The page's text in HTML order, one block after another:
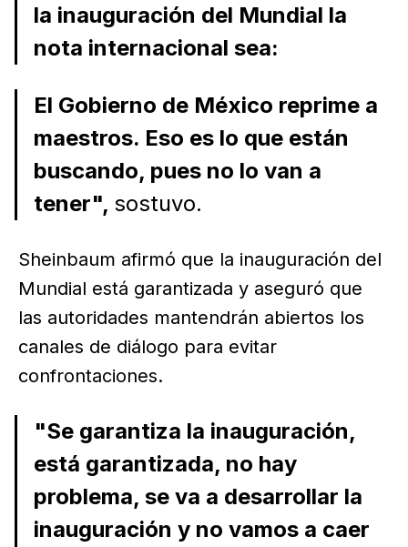
la inauguración del Mundial la
nota internacional sea:
El Gobierno de México reprime a
maestros. Eso es lo que están
buscando, pues no lo van a
tener", sostuvo.
Sheinbaum afirmó que la inauguración del
Mundial está garantizada y aseguró que
las autoridades mantendrán abiertos los
canales de diálogo para evitar
confrontaciones.
"Se garantiza la inauguración,
está garantizada, no hay
problema, se va a desarrollar la
inauguración y no vamos a caer